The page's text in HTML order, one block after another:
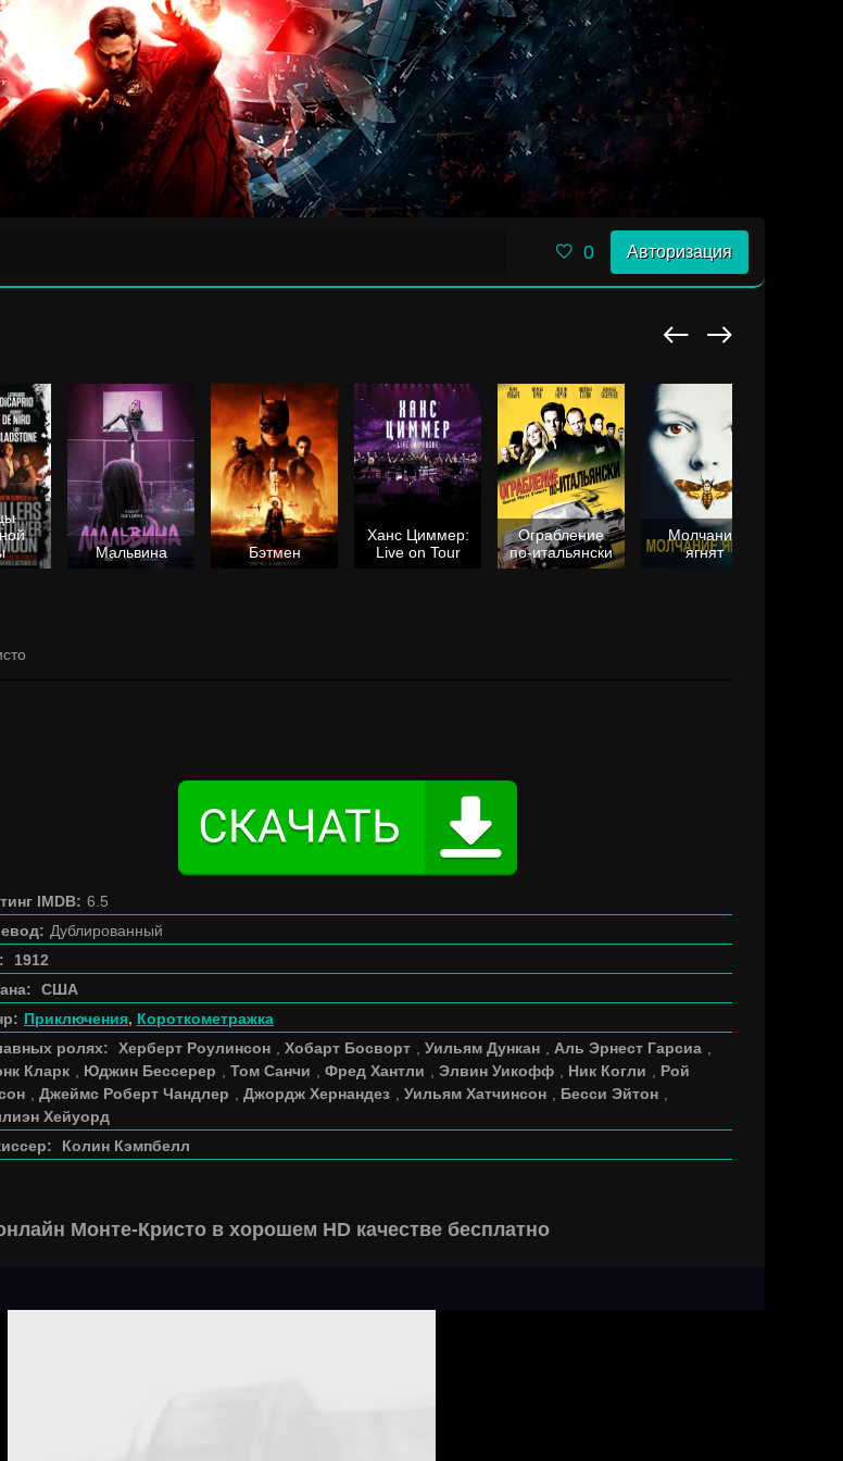
0 Авторизация
Мальвина Бэтмен
Ханс Циммер:
Live on Tour
Ограбление
по-итальянски
Молчание
ягнят
IMDB: 6.5
Дублированный
1912
США
Приключения, Короткометражка
ролях:
Херберт Роулинсон Хобарт Босворт Уильям Дункан Аль Эрнест Гарсиа
Кларк
Юджин Бессерер Том Санчи Фред Хантли Элвин Уикофф Ник Когли
Рой
Джеймс Роберт Чандлер Джордж Хернандез Уильям Хатчинсон Бесси Эйтон
Хейуорд
Колин Кэмпбелл
Монте-Кристо в хорошем HD качестве бесплатно